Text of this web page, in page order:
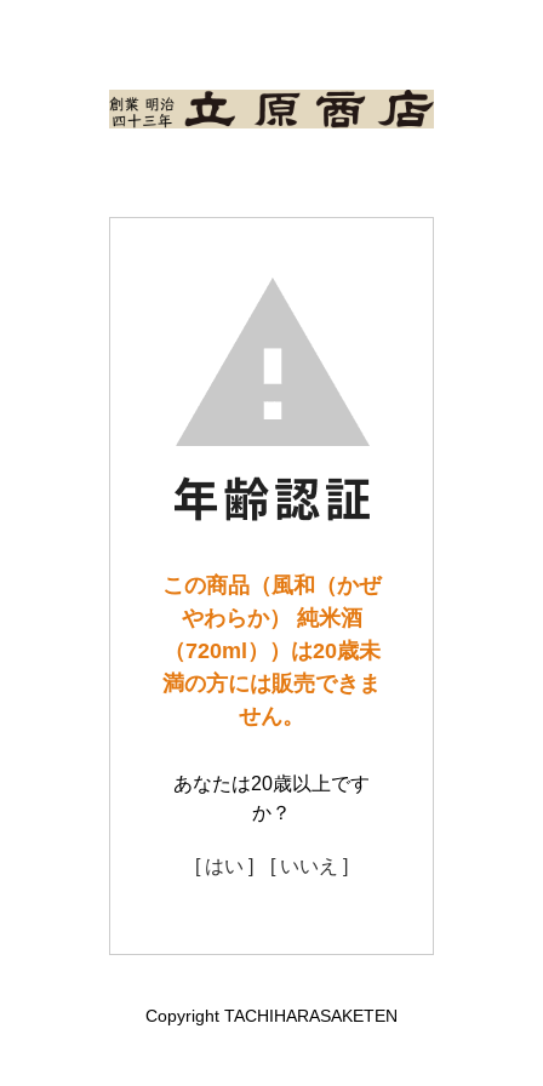
この商品（風和（かぜ
やわらか） 純米酒
（720ml））は20歳未
満の方には販売できま
せん。
あなたは20歳以上です
か？
[ はい ] [ いいえ ]
Copyright TACHIHARASAKETEN